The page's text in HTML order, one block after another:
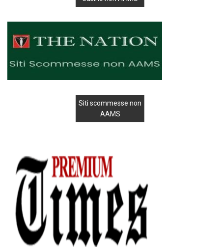
Siti scommesse non
AAMS